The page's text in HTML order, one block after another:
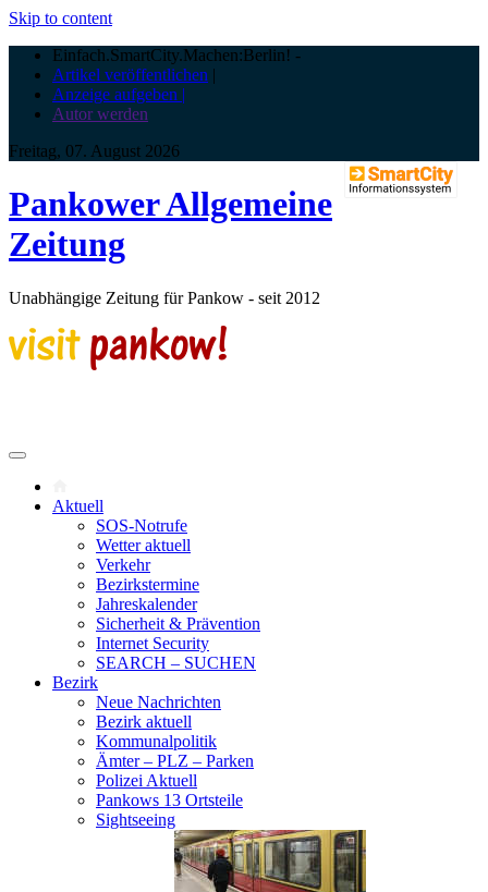
Skip to content
Einfach.SmartCity.Machen:Berlin! -
Artikel veröffentlichen |
Anzeige aufgeben |
Autor werden
Freitag, 07. August 2026
Pankower Allgemeine
Zeitung
Unabhängige Zeitung für Pankow - seit 2012
Aktuell
SOS-Notrufe
Wetter aktuell
Verkehr
Bezirkstermine
Jahreskalender
Sicherheit & Prävention
Internet Security
SEARCH – SUCHEN
Bezirk
Neue Nachrichten
Bezirk aktuell
Kommunalpolitik
Ämter – PLZ – Parken
Polizei Aktuell
Pankows 13 Ortsteile
Sightseeing